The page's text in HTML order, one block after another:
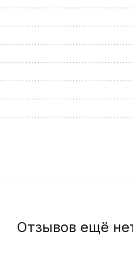
Отзывов ещё